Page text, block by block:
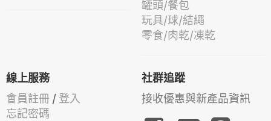
罐頭/餐包
玩具/球/結繩
零食/肉乾/凍乾
線上服務
會員註冊 / 登入
忘記密碼
社群追蹤
接收優惠與新產品資訊